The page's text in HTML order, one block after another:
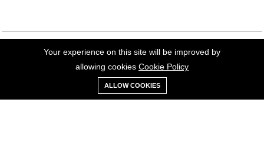
©2023 Hoa Nelly . All Rights Reserved.
0
Xe
đẩy
Danh sách
yêu thích
Your experience on this site will be improved by
allowing cookies Cookie Policy
ALLOW COOKIES